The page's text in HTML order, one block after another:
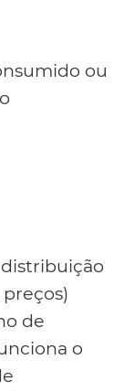
ou
de
o